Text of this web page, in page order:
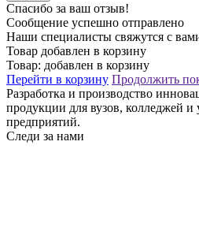
Спасибо за ваш отзыв!
Сообщение успешно отправлено
Наши специалисты свяжутся с
Товар добавлен в корзину
Товар: добавлен в корзину
Перейти в корзину Продолжить
Разработка и производство
продукции для вузов, колледжей и
предприятий.
Следи за нами